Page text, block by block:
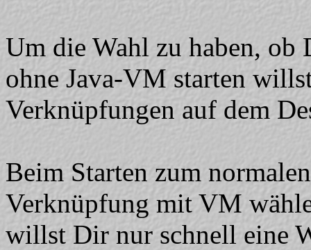
Um die Wahl zu haben, ob
ohne Java-VM starten
Verknüpfungen auf dem
Beim Starten zum
Verknüpfung mit VM
willst Dir nur schnell eine